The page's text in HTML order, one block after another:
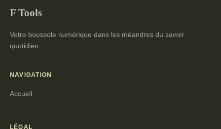
F Tools
Votre boussole numérique dans les méandres du savoir
quotidien
NAVIGATION
Accueil
LÉGAL